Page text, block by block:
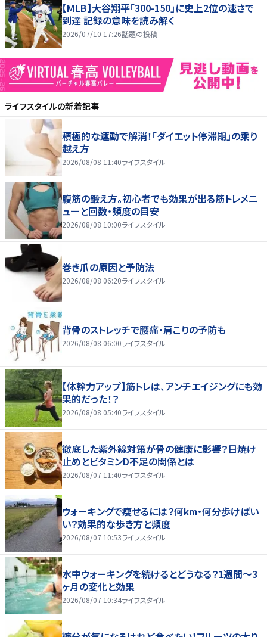
【MLB】大谷翔平「300-150」に史上2位の速さで
到達 記録の意味を読み解く
2026/07/10 17:26話題の投稿
ライフスタイルの新着記事
積極的な運動で解消！「ダイエット停滞期」の乗り
越え方
2026/08/08 11:40ライフスタイル
腹筋の鍛え方。初心者でも効果が出る筋トレメニ
ューと回数・頻度の目安
2026/08/08 10:00ライフスタイル
巻き爪の原因と予防法
2026/08/08 06:20ライフスタイル
背骨のストレッチで腰痛・肩こりの予防も
2026/08/08 06:00ライフスタイル
【体幹力アップ】筋トレは、アンチエイジングにも効
果的だった！？
2026/08/08 05:40ライフスタイル
徹底した紫外線対策が骨の健康に影響？日焼け
止めとビタミンD不足の関係とは
2026/08/07 11:40ライフスタイル
ウォーキングで痩せるには？何km・何分歩けばい
い？効果的な歩き方と頻度
2026/08/07 10:53ライフスタイル
水中ウォーキングを続けるとどうなる？1週間～3
ヶ月の変化と効果
2026/08/07 10:34ライフスタイル